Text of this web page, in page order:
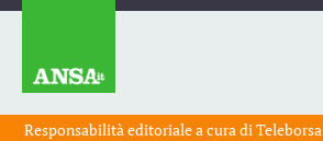
Responsabilità editoriale a cura diTeleborsa